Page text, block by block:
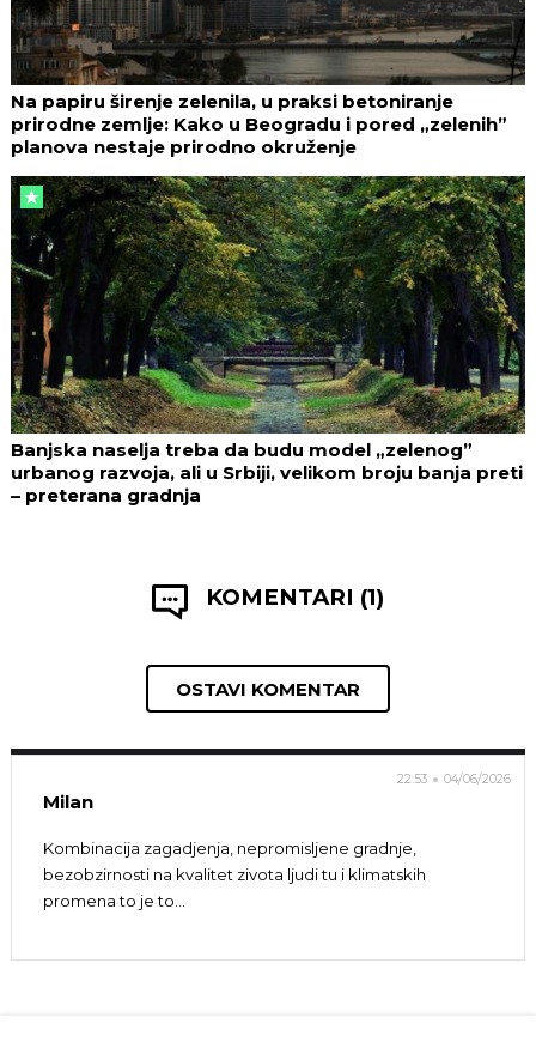
Na papiru širenje zelenila, u praksi betoniranje
prirodne zemlje: Kako u Beogradu i pored „zelenih”
planova nestaje prirodno okruženje
Banjska naselja treba da budu model „zelenog”
urbanog razvoja, ali u Srbiji, velikom broju banja preti
– preterana gradnja
KOMENTARI (1)
OSTAVI KOMENTAR
Milan
22:53 04/06/2026
Kombinacija zagadjenja, nepromisljene gradnje,
bezobzirnosti na kvalitet zivota ljudi tu i klimatskih
promena to je to…